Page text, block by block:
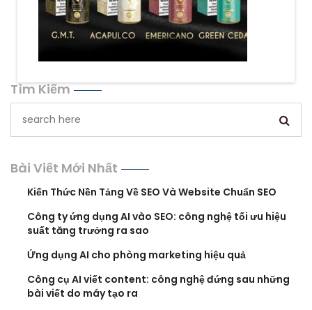
Tìm Kiếm
Bài Viết Mới Nhất
Kiến Thức Nền Tảng Về SEO Và Website Chuẩn SEO
Công ty ứng dụng AI vào SEO: công nghệ tối ưu hiệu
suất tăng trưởng ra sao
Ứng dụng AI cho phòng marketing hiệu quả
Công cụ AI viết content: công nghệ đứng sau những
bài viết do máy tạo ra